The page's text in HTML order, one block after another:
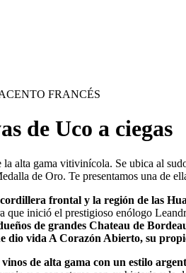
FRANCÉS
de Uco a ciegas
alta gama vitivinícola. Se ubica al
de Oro. Te presentamos una de
frontal y la región de las
que inició el prestigioso enólogo
de grandes Chateau de
dio vida A Corazón Abierto, su
de alta gama con un estilo